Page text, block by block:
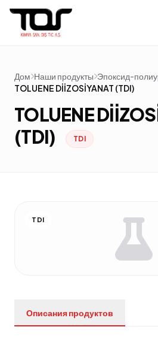
Дом Наши продукты Эпоксид-
TOLUENE DİİZOSİYANAT (TDI)
TOLUENE
(TDI)
TDI
TDI
Описания продуктов